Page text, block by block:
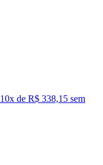
10x de R$ 338,15 sem